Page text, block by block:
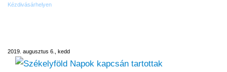
Kézdivásárhelyen
2019. augusztus 6., kedd